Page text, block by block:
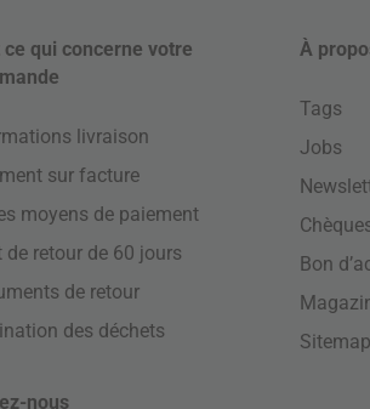
ce qui concerne votre
livraison
sur facture
moyens de paiement
de retour de 60 jours
de retour
des déchets
À
Tags
Jobs
Bon
Sitemap
nous